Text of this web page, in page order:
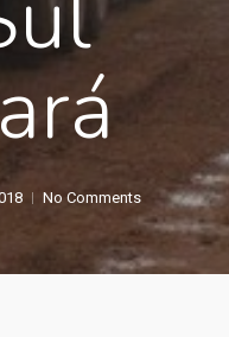
No Comments